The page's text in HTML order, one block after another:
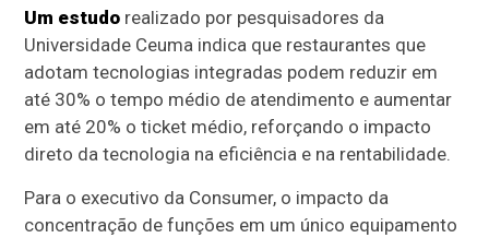
Um estudo realizado por pesquisadores da
Universidade Ceuma indica que restaurantes que
adotam tecnologias integradas podem reduzir em
até 30% o tempo médio de atendimento e aumentar
em até 20% o ticket médio, reforçando o impacto
direto da tecnologia na eficiência e na rentabilidade.
Para o executivo da Consumer, o impacto da
concentração de funções em um único equipamento